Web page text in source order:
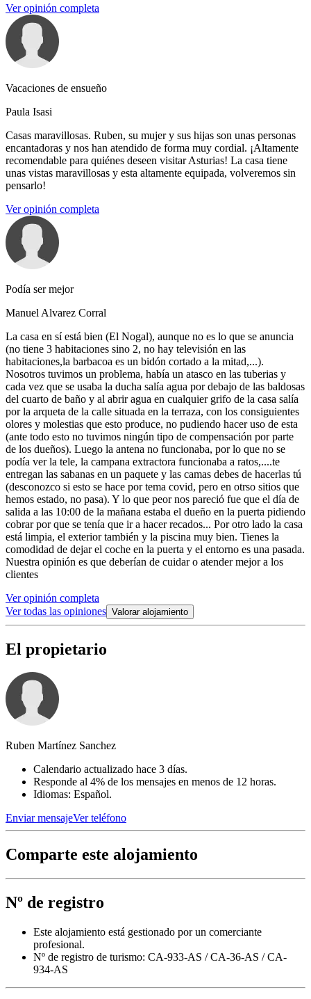
Ver opinión completa
Vacaciones de ensueño
Paula Isasi
Casas maravillosas. Ruben, su mujer y sus hijas son unas personas
encantadoras y nos han atendido de forma muy cordial. ¡Altamente
recomendable para quiénes deseen visitar Asturias! La casa tiene
unas vistas maravillosas y esta altamente equipada, volveremos sin
pensarlo!
Ver opinión completa
Podía ser mejor
Manuel Alvarez Corral
La casa en sí está bien (El Nogal), aunque no es lo que se anuncia
(no tiene 3 habitaciones sino 2, no hay televisión en las
habitaciones,la barbacoa es un bidón cortado a la mitad,...).
Nosotros tuvimos un problema, había un atasco en las tuberias y
cada vez que se usaba la ducha salía agua por debajo de las baldosas
del cuarto de baño y al abrir agua en cualquier grifo de la casa salía
por la arqueta de la calle situada en la terraza, con los consiguientes
olores y molestias que esto produce, no pudiendo hacer uso de esta
(ante todo esto no tuvimos ningún tipo de compensación por parte
de los dueños). Luego la antena no funcionaba, por lo que no se
podía ver la tele, la campana extractora funcionaba a ratos,....te
entregan las sabanas en un paquete y las camas debes de hacerlas tú
(desconozco si esto se hace por tema covid, pero en otrso sitios que
hemos estado, no pasa). Y lo que peor nos pareció fue que el día de
salida a las 10:00 de la mañana estaba el dueño en la puerta pidiendo
cobrar por que se tenía que ir a hacer recados... Por otro lado la casa
está limpia, el exterior también y la piscina muy bien. Tienes la
comodidad de dejar el coche en la puerta y el entorno es una pasada.
Nuestra opinión es que deberían de cuidar o atender mejor a los
clientes
Ver opinión completa
Ver todas las opiniones Valorar alojamiento
El propietario
Ruben Martínez Sanchez
Calendario actualizado hace 3 días.
Responde al 4% de los mensajes en menos de 12 horas.
Idiomas: Español.
Enviar mensajeVer teléfono
Comparte este alojamiento
Nº de registro
Este alojamiento está gestionado por un comerciante
profesional.
Nº de registro de turismo: CA-933-AS / CA-36-AS / CA-
934-AS